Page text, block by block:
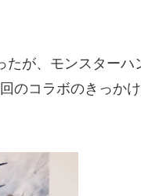
たが、モンスターハ
のコラボのきっか